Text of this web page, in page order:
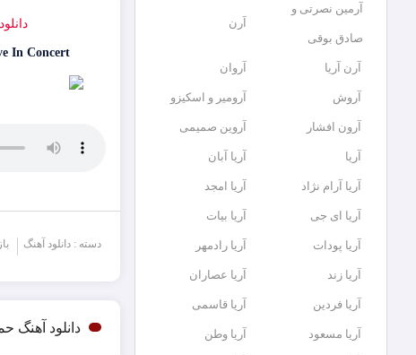
In Concert
دسته : دانلود آهنگ
دانلود
آرمین نصرتی و
صادق بوقی
آرن
آرن آریا آروان
آروش آرومیر و اسکیزو
آرون افشار آروین صمیمی
آریا آریا آبان
آریا آرام نژاد آریا امجد
آریا ای جی آریا بیات
آریا پودات آریا رادمهر
آریا زند آریا عصاران
آریا فردین آریا قاسمی
آریا مسعود آریا وطن